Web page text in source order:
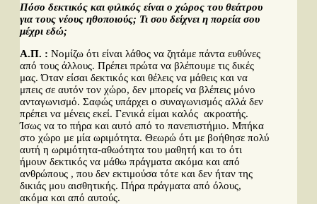
Πόσο δεκτικός και φιλικός είναι ο χώρος του θεάτρου
για τους νέους ηθοποιούς; Τι σου δείχνει η πορεία σου
μέχρι εδώ;
Α.Π. : Νομίζω ότι είναι λάθος να ζητάμε πάντα ευθύνες
από τους άλλους. Πρέπει πρώτα να βλέπουμε τις δικές
μας. Όταν είσαι δεκτικός και θέλεις να μάθεις και να
μπεις σε αυτόν τον χώρο, δεν μπορείς να βλέπεις μόνο
ανταγωνισμό. Σαφώς υπάρχει ο συναγωνισμός αλλά δεν
πρέπει να μένεις εκεί. Γενικά είμαι καλός ακροατής.
Ίσως να το πήρα και αυτό από το πανεπιστήμιο. Μπήκα
στο χώρο με μία ωριμότητα. Θεωρώ ότι με βοήθησε πολύ
αυτή η ωριμότητα-αθωότητα του μαθητή και το ότι
ήμουν δεκτικός να μάθω πράγματα ακόμα και από
ανθρώπους , που δεν εκτιμούσα τότε και δεν ήταν της
δικιάς μου αισθητικής. Πήρα πράγματα από όλους,
ακόμα και από αυτούς.